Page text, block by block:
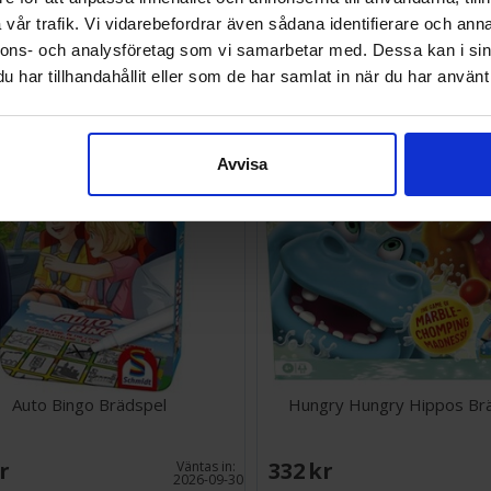
trafik. Vi vidarebefordrar även sådana identifierare och
och analysföretag som vi samarbetar med. Dessa kan i
har tillhandahållit eller som de har samlat in när du har
Avvisa
I lager: 7 132 SEK
Auto Bingo Brädspel
Väntas in:
2026-09-30
Hungry Hungry Hippos
332 SEK